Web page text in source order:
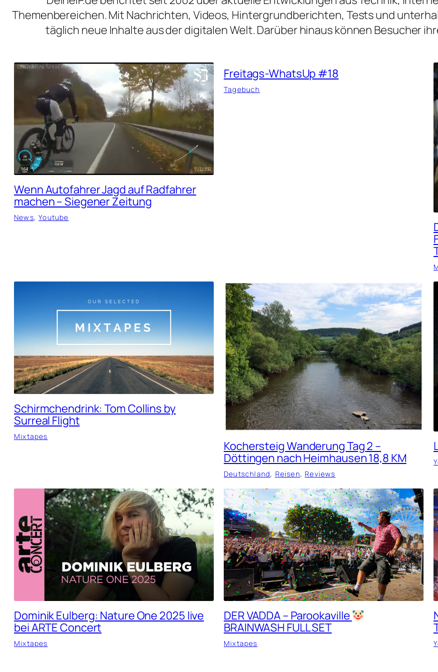
Themenbereichen. Mit Nachrichten, Videos, Hintergrundberichten, Tests und
täglich neue Inhalte aus der digitalen Welt. Darüber hinaus können Besucher
Wenn Autofahrer Jagd auf Radfahrer
machen – Siegener Zeitung
News, Youtube
Freitags-WhatsUp #18
Tagebuch
Schirmchendrink: Tom Collins by
Surreal Flight
Mixtapes
Kochersteig Wanderung Tag 2 –
Döttingen nach Heimhausen 18,8 KM
Deutschland, Reisen, Reviews
Dominik Eulberg: Nature One 2025 live
bei ARTE Concert
Mixtapes
DER VADDA – Parookaville
BRAINWASH FULL SET
Mixtapes